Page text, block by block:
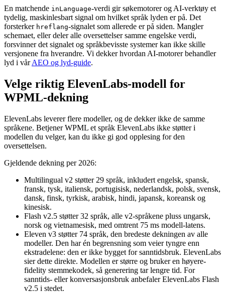
En matchende inLanguage-verdi gir søkemotorer og AI-verktøy et
tydelig, maskinlesbart signal om hvilket språk lyden er på. Det
forsterker hreflang-signalet som allerede er på siden. Mangler
schemaet, eller deler alle oversettelser samme engelske verdi,
forsvinner det signalet og språkbevisste systemer kan ikke skille
versjonene fra hverandre. Vi dekker hvordan AI-motorer behandler
lyd i vårAEO og lyd-guide.
Velge riktig ElevenLabs-modell for
WPML-dekning
ElevenLabs leverer flere modeller, og de dekker ikke de samme
språkene. Betjener WPML et språk ElevenLabs ikke støtter i
modellen du velger, kan du ikke gi god opplesing for den
oversettelsen.
Gjeldende dekning per 2026:
Multilingual v2 støtter 29 språk, inkludert engelsk, spansk,
fransk, tysk, italiensk, portugisisk, nederlandsk, polsk, svensk,
dansk, finsk, tyrkisk, arabisk, hindi, japansk, koreansk og
kinesisk.
Flash v2.5 støtter 32 språk, alle v2-språkene pluss ungarsk,
norsk og vietnamesisk, med omtrent 75 ms modell-latens.
Eleven v3 støtter 74 språk, den bredeste dekningen av alle
modeller. Den har én begrensning som veier tyngre enn
ekstradelene: den er ikke bygget for sanntidsbruk. ElevenLabs
sier dette direkte. Modellen er større og bruker en høyere-
fidelity stemmekodek, så generering tar lengre tid. For
sanntids- eller konversasjonsbruk anbefaler ElevenLabs Flash
v2.5 i stedet.